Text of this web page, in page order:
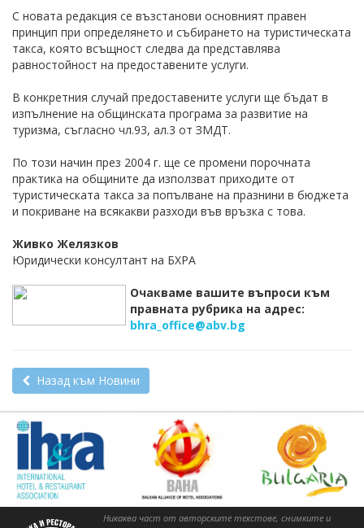
С новата редакция се възстанови основният правен
принцип при определянето и събирането на туристическата
такса, която всъщност следва да представлява
равностойност на предоставените услуги.
В конкретния случай предоставените услуги ще бъдат в
изпълнение на общинската програма за развитие на
туризма, съгласно чл.93, ал.3 от ЗМДТ.
По този начин през 2004 г. ще се промени порочната
практика на общините да използват приходите от
туристическата такса за попълване на празнини в бюджета
и покриване на всякакви разходи във връзка с това.
Живко Желязков
Юридически консултант на БХРА
Очакваме вашите въпроси към
правната рубрика на адрес:
bhra_office@abv.bg
Назад към Новини
Никаква част от авторските текстове, снимките и